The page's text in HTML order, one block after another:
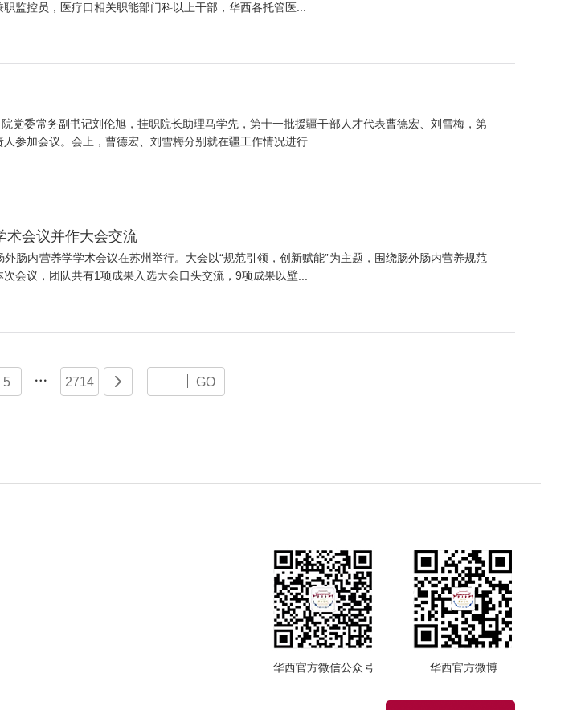
监控员，医疗口相关职能部门科以上干部，华西各托管医...
党委常务副书记刘伦旭，挂职院长助理马学先，第十一批援疆干部人才代表曹德宏、刘雪梅，第
参加会议。会上，曹德宏、刘雪梅分别就在疆工作情况进行...
术会议并作大会交流
肠内营养学学术会议在苏州举行。大会以“规范引领，创新赋能”为主题，围绕肠外肠内营养规范
会议，团队共有1项成果入选大会口头交流，9项成果以壁...
5  2714  GO
华西官方微信公众号 华西官方微博